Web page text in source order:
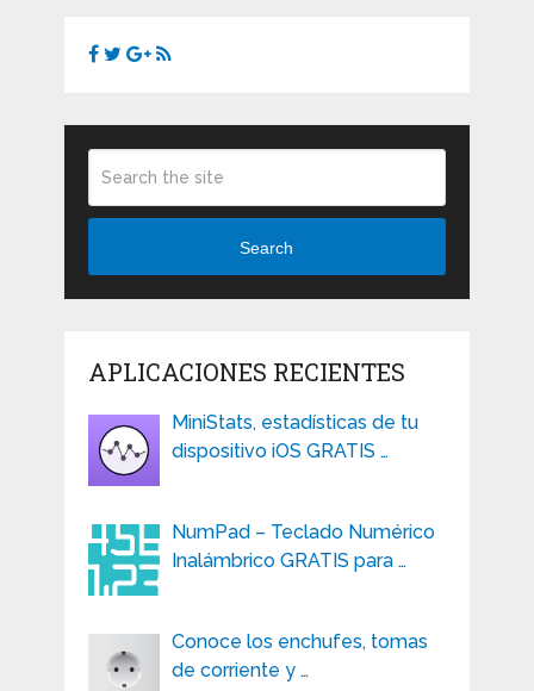
Search
APLICACIONES RECIENTES
MiniStats, estadísticas de tu
dispositivo iOS GRATIS …
NumPad – Teclado Numérico
Inalámbrico GRATIS para …
Conoce los enchufes, tomas
de corriente y …